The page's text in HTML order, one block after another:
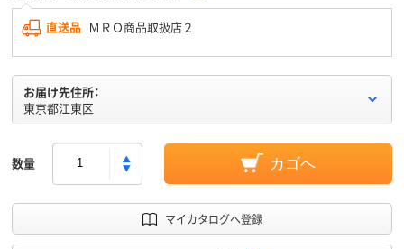
直送品 ＭＲＯ商品取扱店２
お届け先住所：
東京都江東区
数量 カゴへ
マイカタログへ登録